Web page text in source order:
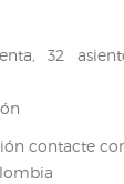
32
contacte